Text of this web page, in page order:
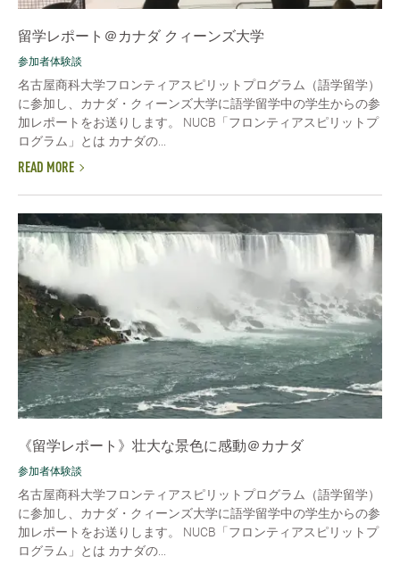
留学レポート＠カナダ クィーンズ大学
参加者体験談
名古屋商科大学フロンティアスピリットプログラム（語学留学）
に参加し、カナダ・クィーンズ大学に語学留学中の学生からの参
加レポートをお送りします。 NUCB「フロンティアスピリットプ
ログラム」とは カナダの...
READ MORE
《留学レポート》壮大な景色に感動＠カナダ
参加者体験談
名古屋商科大学フロンティアスピリットプログラム（語学留学）
に参加し、カナダ・クィーンズ大学に語学留学中の学生からの参
加レポートをお送りします。 NUCB「フロンティアスピリットプ
ログラム」とは カナダの...